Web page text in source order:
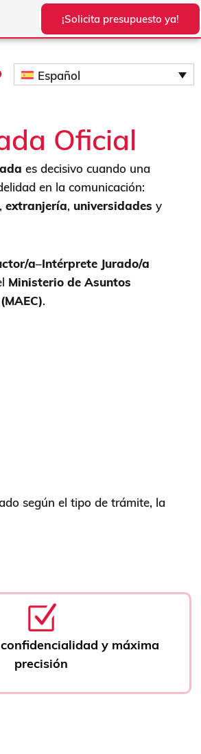
¡Solicita presupuesto ya!
Español
Oficial
es decisivo cuando una
en la comunicación:
, extranjería, universidades y
a–Intérprete Jurado/a
Ministerio de Asuntos
.
según el tipo de trámite, la
y máxima
precisión